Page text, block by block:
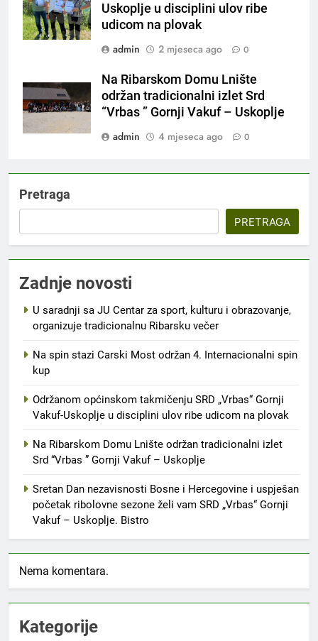
Uskoplje u disciplini ulov ribe
udicom na plovak
admin
2 mjeseca ago 0
Na Ribarskom Domu Lnište
održan tradicionalni izlet Srd
“Vrbas ” Gornji Vakuf – Uskoplje
admin
4 mjeseca ago 0
Pretraga
PRETRAGA
Zadnje novosti
U saradnji sa JU Centar za sport, kulturu i obrazovanje,
organizuje tradicionalnu Ribarsku večer
Na spin stazi Carski Most održan 4. Internacionalni spin
kup
Održanom općinskom takmičenju SRD „Vrbas“ Gornji
Vakuf-Uskoplje u disciplini ulov ribe udicom na plovak
Na Ribarskom Domu Lnište održan tradicionalni izlet
Srd “Vrbas ” Gornji Vakuf – Uskoplje
Sretan Dan nezavisnosti Bosne i Hercegovine i uspješan
početak ribolovne sezone želi vam SRD „Vrbas“ Gornji
Vakuf – Uskoplje. Bistro
Nema komentara.
Kategorije